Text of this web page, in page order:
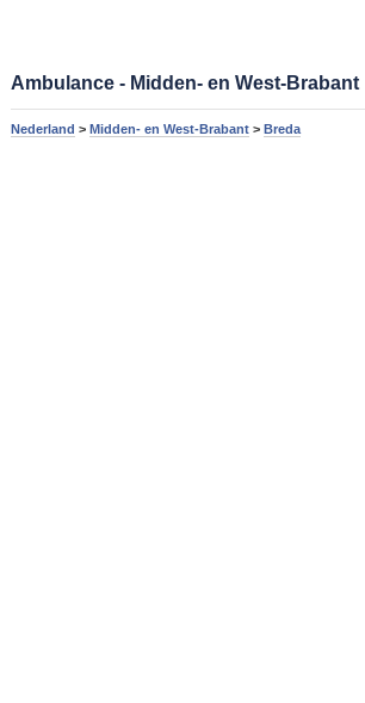
Ambulance - Midden- en West-Brabant
Nederland > Midden- en West-Brabant> Breda